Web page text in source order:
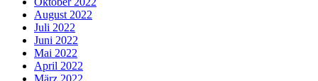
August 2022
Juli 2022
Juni 2022
Mai 2022
April 2022
März 2022